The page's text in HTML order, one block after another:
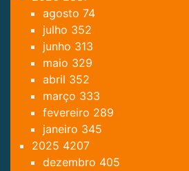
agosto 74
julho 352
junho 313
maio 329
abril 352
março 333
fevereiro 289
janeiro 345
2025 4207
dezembro 405